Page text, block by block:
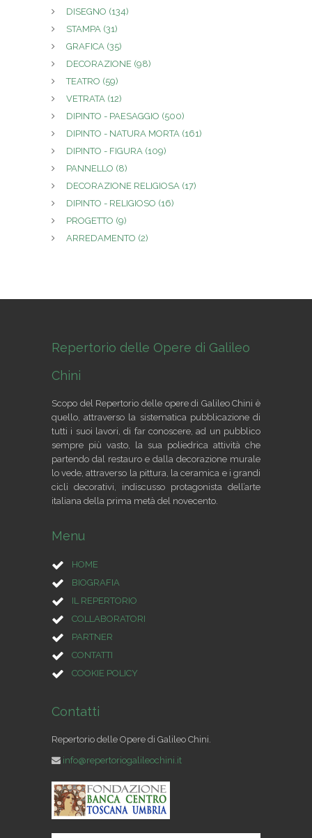
DISEGNO (134)
STAMPA (31)
GRAFICA (35)
DECORAZIONE (98)
TEATRO (59)
VETRATA (12)
DIPINTO - PAESAGGIO (500)
DIPINTO - NATURA MORTA (161)
DIPINTO - FIGURA (109)
PANNELLO (8)
DECORAZIONE RELIGIOSA (17)
DIPINTO - RELIGIOSO (16)
PROGETTO (9)
ARREDAMENTO (2)
Repertorio delle Opere di Galileo
Chini
Scopo del Repertorio delle opere di Galileo Chini è
quello, attraverso la sistematica pubblicazione di
tutti i suoi lavori, di far conoscere, ad un pubblico
sempre più vasto, la sua poliedrica attività che
partendo dal restauro e dalla decorazione murale
lo vede, attraverso la pittura, la ceramica e i grandi
cicli decorativi, indiscusso protagonista dell’arte
italiana della prima metà del novecento.
Menu
HOME
BIOGRAFIA
IL REPERTORIO
COLLABORATORI
PARTNER
CONTATTI
COOKIE POLICY
Contatti
Repertorio delle Opere di Galileo Chini.
info@repertoriogalileochini.it